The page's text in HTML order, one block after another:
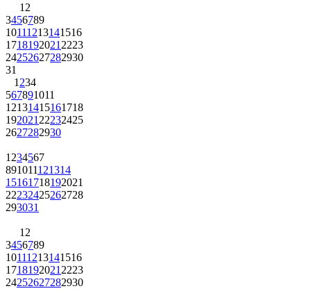
1 2
3456789
10111213141516
1718192021 2223
24252627282930
31
1 234
567891011
12131415161718
192021 22232425
2627282930
1 234567
891011121314
15161718192021
22232425262728
293031
1 2
3456789
10111213141516
1718192021 2223
24252627282930